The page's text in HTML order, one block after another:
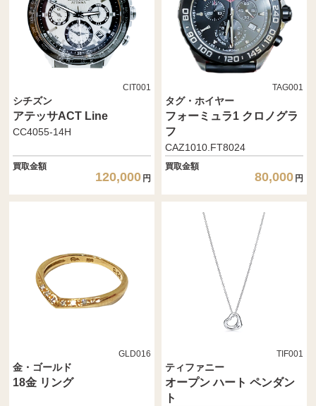
CIT001
シチズン
アテッサACT Line
CC4055-14H
買取金額
120,000 円
TAG001
タグ・ホイヤー
フォーミュラ1 クロノグラ
フ
CAZ1010.FT8024
買取金額
80,000 円
GLD016
金・ゴールド
18金 リング
TIF001
ティファニー
オープン ハート ペンダン
ト